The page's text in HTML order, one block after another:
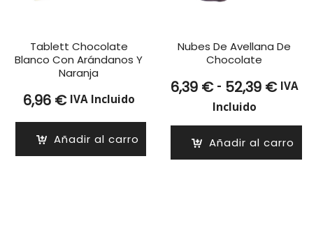
Tablett Chocolate
Blanco Con Arándanos Y
Naranja
6,96 € IVA Incluido
Añadir al carro
Nubes De Avellana De
Chocolate
6,39 € - 52,39 €Rango
6,39 €
IVA
Incluido
Añadir al carro